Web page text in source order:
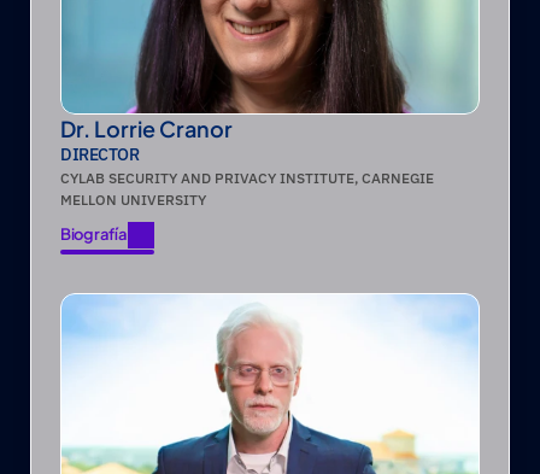
Dr. Lorrie Cranor
DIRECTOR
CYLAB SECURITY AND PRIVACY INSTITUTE, CARNEGIE
MELLON UNIVERSITY
Biografía
Biografía